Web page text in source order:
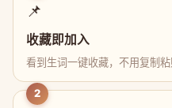
📌
收藏即加入
看到生词一键收藏，不用复制粘
2